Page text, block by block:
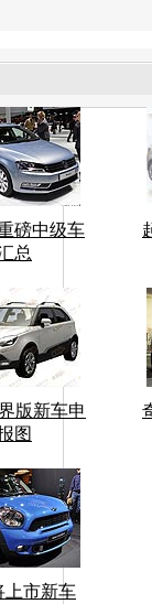
磅中级车
总
版新车申
图
上市新车